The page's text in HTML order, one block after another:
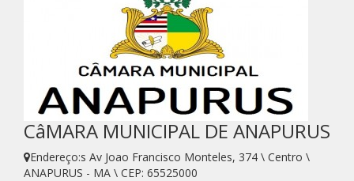
CâMARA MUNICIPAL DE ANAPURUS
Endereço:s Av Joao Francisco Monteles, 374 \ Centro \
ANAPURUS - MA \ CEP: 65525000